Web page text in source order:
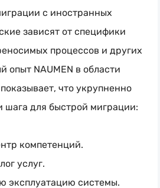
с иностранных
зависят от специфики
процессов и других
опыт NAUMEN в области
что укрупненно
шага для быстрой миграции:
компетенций.
услуг.
эксплуатацию системы.